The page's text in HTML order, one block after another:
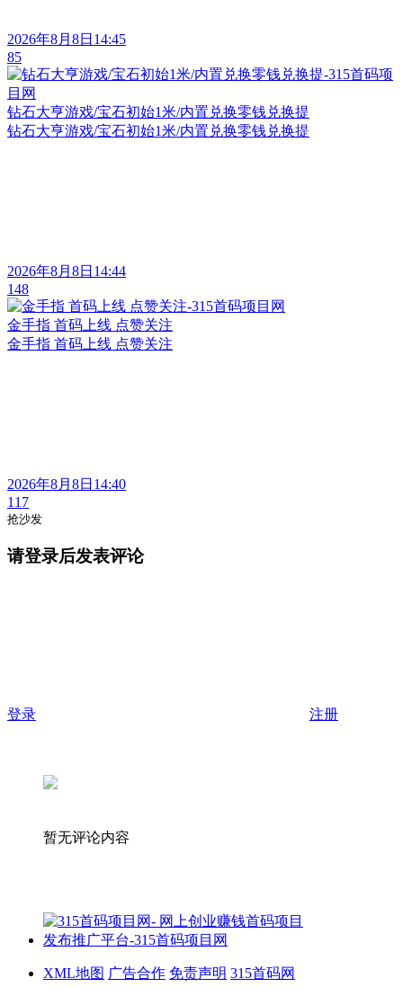
2026年8月8日14:45
85
钻石大亨游戏/宝石初始1米/内置兑换零钱兑换提
钻石大亨游戏/宝石初始1米/内置兑换零钱兑换提
2026年8月8日14:44
148
金手指 首码上线 点赞关注
金手指 首码上线 点赞关注
2026年8月8日14:40
117
抢沙发
请登录后发表评论
登录 注册
暂无评论内容
XML地图 广告合作 免责声明 315首码网